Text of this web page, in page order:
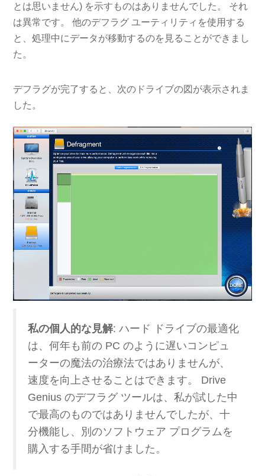
とは思いません) を示すものはありませんでした。 それ
は異常です。 他のデフラグ ユーティリティを使用する
と、処理中にデータが移動するのを見ることができまし
た。
デフラグが完了すると、次のドライブの図が表示されま
した。
私の個人的な見解: ハード ドライブの最適化
は、何年も前の PC のように遅いコンピュ
ーターの魔法の治療法ではありませんが、
速度を向上させることはできます。 Drive
Genius のデフラグ ツールは、私が試した中
で最高のものではありませんでしたが、十
分機能し、別のソフトウェア プログラムを
購入する手間が省けました。